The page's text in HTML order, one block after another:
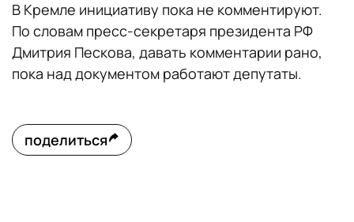
В Кремле инициативу пока не комментируют.
По словам пресс-секретаря президента РФ
Дмитрия Пескова, давать комментарии рано,
пока над документом работают депутаты.
поделиться